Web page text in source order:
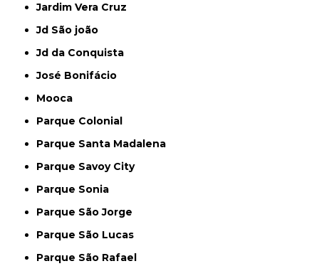
Jardim Vera Cruz
Jd São joão
Jd da Conquista
José Bonifácio
Mooca
Parque Colonial
Parque Santa Madalena
Parque Savoy City
Parque Sonia
Parque São Jorge
Parque São Lucas
Parque São Rafael